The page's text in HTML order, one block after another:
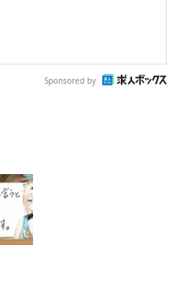
Sponsored by